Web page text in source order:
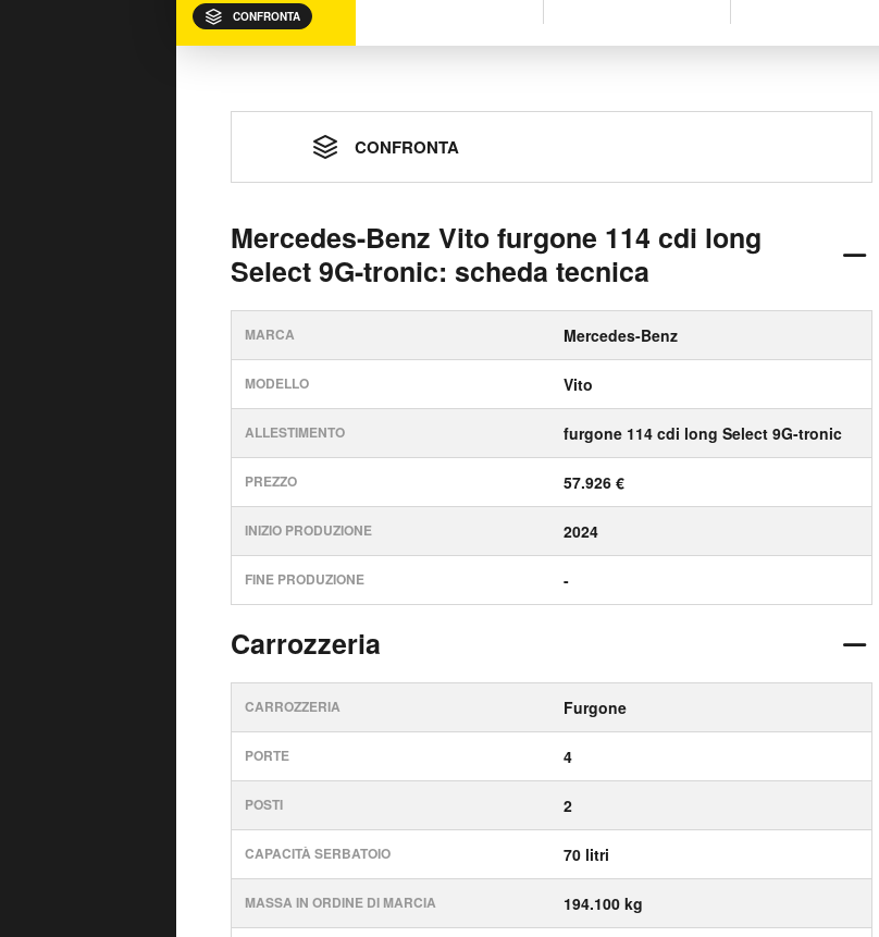
CONFRONTA
CONFRONTA
Mercedes-Benz Vito furgone 114 cdi long
Select 9G-tronic: scheda tecnica
MARCA Mercedes-Benz
MODELLO Vito
ALLESTIMENTO furgone 114 cdi long Select 9G-tronic
PREZZO 57.926 €
INIZIO PRODUZIONE 2024
FINE PRODUZIONE -
Carrozzeria
CARROZZERIA Furgone
PORTE 4
POSTI 2
CAPACITÀ SERBATOIO 70 litri
MASSA IN ORDINE DI MARCIA 194.100 kg